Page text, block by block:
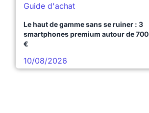
Guide d'achat
Le haut de gamme sans se ruiner : 3
smartphones premium autour de 700
€
10/08/2026